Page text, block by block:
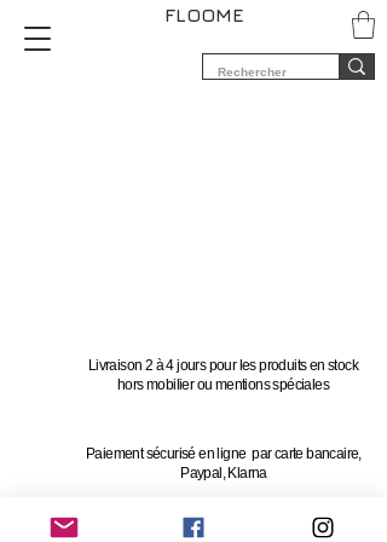
FLOOME
Livraison 2 à 4 jours pour les produits en stock
hors mobilier ou mentions spéciales
Paiement sécurisé en ligne par carte bancaire,
Paypal, Klarna
Vous avez 14 jours pour changer d'avis